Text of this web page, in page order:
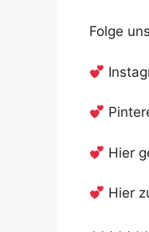
Folge
Hier
Hier